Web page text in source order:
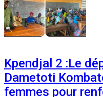
Kpendjal 2 :Le
Dametoti
femmes pour